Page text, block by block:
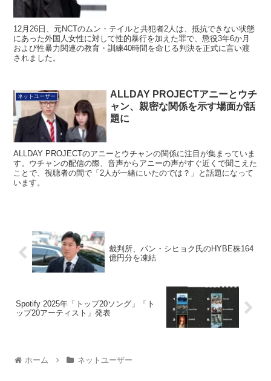
12月26日、元NCTのムン・テイルと共犯者2人は、抵抗できない状態
にあった外国人女性に対して性的暴行を加えた罪で、懲役3年6か月
および性暴力関連の教育・訓練40時間を命じる判決を正式に言い渡
されました。
ネットユーザー
ALLDAY PROJECTアニーとウチ
ャン、親密な関係を示す場面が話
題に
ALLDAY PROJECTのアニーとウチャンの関係に注目が集まっていま
す。ウチャンの配信の際、音声からアニーの声がすぐ近くで聞こえた
ことで、視聴者の間で「2人が一緒にいたのでは？」と話題になって
います。
裁判所、パン・シヒョク氏のHYBE株164
億円分を凍結
Spotify 2025年「トップ20ソング」「ト
ップ20アーティスト」発表
ホーム ネットユーザー